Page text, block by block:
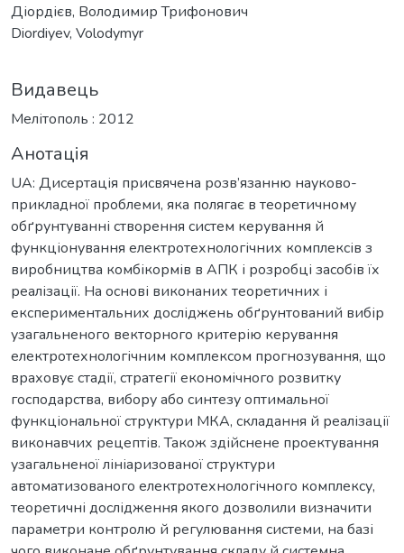
Діордієв, Володимир Трифонович
Diordiyev, Volodymyr
Видавець
Мелітополь : 2012
Анотація
UA: Дисертація присвячена розв’язанню науково-
прикладної проблеми, яка полягає в теоретичному
обґрунтуванні створення систем керування й
функціонування електротехнологічних комплексів з
виробництва комбікормів в АПК і розробці засобів їх
реалізації. На основі виконаних теоретичних і
експериментальних досліджень обґрунтований вибір
узагальненого векторного критерію керування
електротехнологічним комплексом прогнозування, що
враховує стадії, стратегії економічного розвитку
господарства, вибору або синтезу оптимальної
функціональної структури МКА, складання й реалізації
виконавчих рецептів. Також здійснене проектування
узагальненої лініаризованої структури
автоматизованого електротехнологічного комплексу,
теоретичні дослідження якого дозволили визначити
параметри контролю й регулювання системи, на базі